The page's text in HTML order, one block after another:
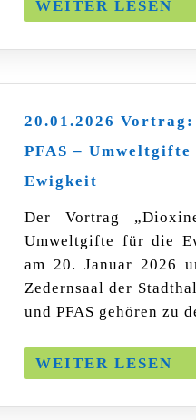
WEITER LESEN
20.01.2026
PFAS –
Ewigkeit
und
PFAS
–
für
die
Der Vortrag
Umweltgifte für die
am 20. Januar 2026
Zedernsaal der
und PFAS gehören zu
WEITER LESEN